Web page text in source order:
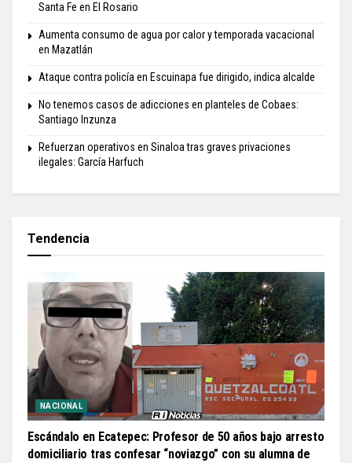
Santa Fe en El Rosario
Aumenta consumo de agua por calor y temporada vacacional
en Mazatlán
Ataque contra policía en Escuinapa fue dirigido, indica alcalde
No tenemos casos de adicciones en planteles de Cobaes:
Santiago Inzunza
Refuerzan operativos en Sinaloa tras graves privaciones
ilegales: García Harfuch
Tendencia
NACIONAL
Escándalo en Ecatepec: Profesor de 50 años bajo arresto
domiciliario tras confesar “noviazgo” con su alumna de